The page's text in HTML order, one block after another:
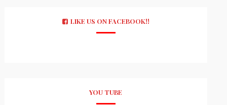
LIKE US ON FACEBOOK!!
YOU TUBE